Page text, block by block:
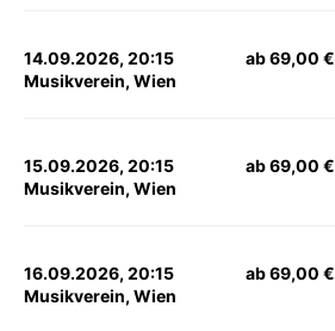
14.09.2026, 20:15
Musikverein, Wien
ab 69,00 €
15.09.2026, 20:15
Musikverein, Wien
ab 69,00 €
16.09.2026, 20:15
Musikverein, Wien
ab 69,00 €